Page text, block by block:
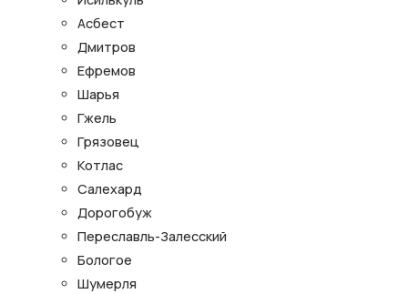
Асбест
Дмитров
Ефремов
Шарья
Гжель
Грязовец
Котлас
Салехард
Дорогобуж
Переславль-Залесский
Бологое
Шумерля